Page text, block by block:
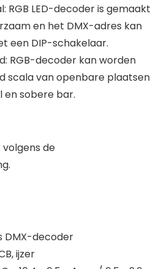
RGB LED-decoder is gemaakt
en het DMX-adres kan
een DIP-schakelaar.
RGB-decoder kan worden
scala van openbare plaatsen
en sobere bar.
de
DMX-decoder
ijzer